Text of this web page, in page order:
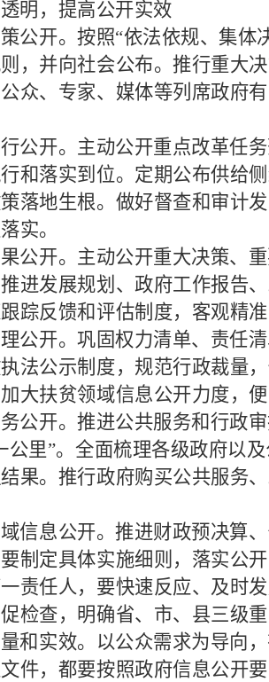
明，提高公开实效
公开。按照“依法依规、集体
，并向社会公布。推行重大
众、专家、媒体等列席政府
公开。 主动公开重点改革任
和落实到位。定期公布供给
落地生根。做好督查和审计
实。
公开。 主动公开重大决策、
进发展规划、政府工作报告
踪反馈和评估制度，客观精
公开。巩固权力清单、责任
法公示制度，规范行政裁量
大扶贫领域信息公开力度，
公开。推进公共服务和行政
公里”。全面梳理各级政府以
果。推行政府购买公共服务
信息公开。推进财政预决算
制定具体实施细则，落实公
责任人，要快速反应、及时
检查，明确省、市、县三级
和实效。
以公众需求为导向
件，都要按照政府信息公开